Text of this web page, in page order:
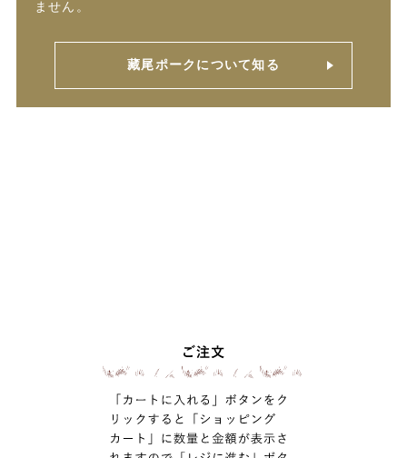
ません。
藏尾ポークについて知る